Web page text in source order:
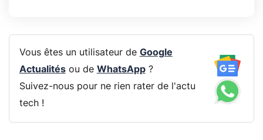
Vous êtes un utilisateur de Google
Actualitésou de WhatsApp?
Suivez-nous pour ne rien rater de l'actu
tech !